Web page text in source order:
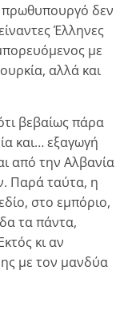
πρωθυπουργό δεν
Έλληνες
με
αλλά και
βεβαίως πάρα
και… εξαγωγή
από την Αλβανία
Παρά ταύτα, η
στο εμπόριο,
τα πάντα,
κι αν
με τον μανδύα